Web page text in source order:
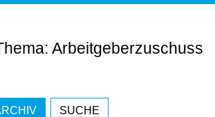
Arbeitgeberzuschuss
SUCHE